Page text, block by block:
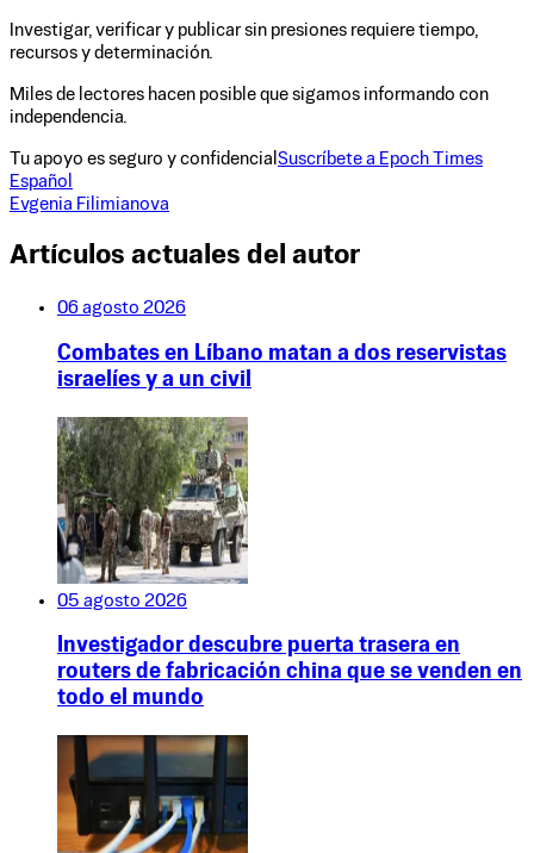
Investigar, verificar y publicar sin presiones requiere tiempo,
recursos y determinación.
Miles de lectores hacen posible que sigamos informando con
independencia.
Tu apoyo es seguro y confidencial Suscríbete a Epoch Times
Español
Evgenia Filimianova
Artículos actuales del autor
06 agosto 2026
Combates en Líbano matan a dos reservistas
israelíes y a un civil
05 agosto 2026
Investigador descubre puerta trasera en
routers de fabricación china que se venden en
todo el mundo